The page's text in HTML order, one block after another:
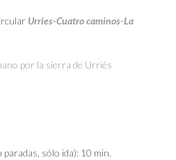
Urries-Cuatro caminos-La
por la sierra de Urriés
sólo ida): 10 min.